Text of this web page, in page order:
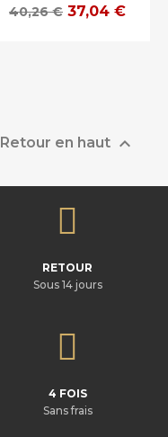
40,26 € 37,04 €
Retour en haut 
RETOUR
Sous 14 jours
4 FOIS
Sans frais